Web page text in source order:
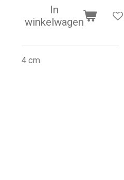
In
winkelwagen
4 cm